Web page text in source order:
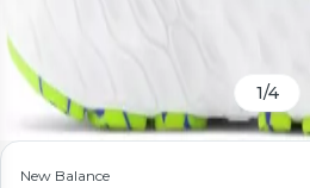
1/4
New Balance